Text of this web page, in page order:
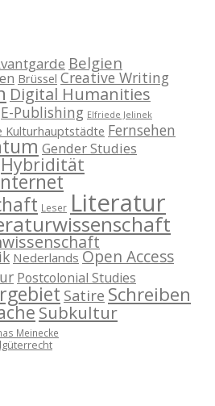
Belgien
Brüssel Creative Writing
Digital Humanities
E-Publishing Elfriede Jelinek
Kulturhauptstädte Fernsehen
Gender Studies
Hybridität
Leser Literatur
Nederlands Open Access
Postcolonial Studies
Satire Schreiben
Subkultur
Meinecke